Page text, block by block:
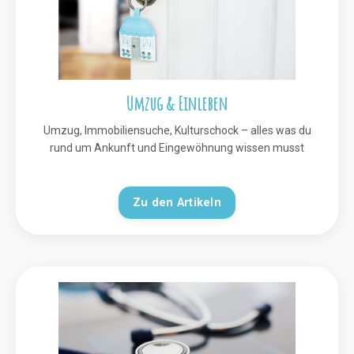
Umzug & Einleben
Umzug, Immobiliensuche, Kulturschock – alles was du
rund um Ankunft und Eingewöhnung wissen musst
Zu den Artikeln